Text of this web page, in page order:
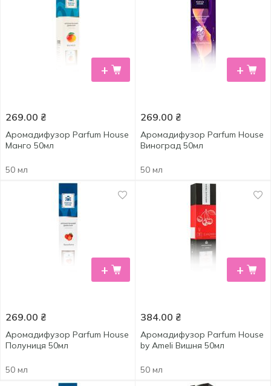
+
269.00 ₴
Аромадифузор Parfum House
Манго 50мл
50 мл
+
269.00 ₴
Аромадифузор Parfum House
Виноград 50мл
50 мл
+
269.00 ₴
Аромадифузор Parfum House
Полуниця 50мл
50 мл
+
384.00 ₴
Аромадифузор Parfum House
by Ameli Вишня 50мл
50 мл